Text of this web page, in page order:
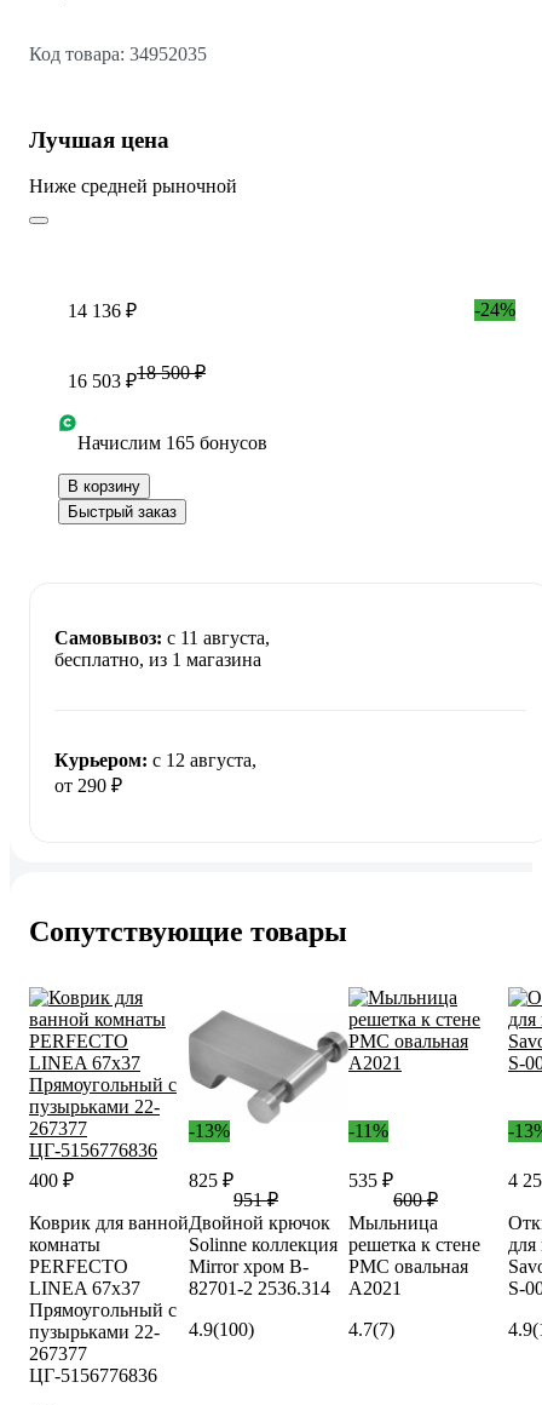
Код товара: 34952035
Лучшая цена
Ниже средней рыночной
14 136 ₽ -24%
16 503 ₽18 500 ₽
Начислим 165 бонусов
В корзину
Быстрый заказ
Самовывоз: c 11 августа,
бесплатно, из 1 магазина
Курьером: c 12 августа,
от 290 ₽
Сопутствующие товары
400 ₽
Коврик для ванной
комнаты
PERFECTO
LINEA 67x37
Прямоугольный с
пузырьками 22-
267377
ЦГ-5156776836
-13%
825 ₽
951 ₽
Двойной крючок
Solinne коллекция
Mirror хром B-
82701-2 2536.314
4.9(100)
-11%
535 ₽
600 ₽
Мыльница
решетка к стене
РМС овальная
A2021
4.7(7)
-
4
для
S-
4.9